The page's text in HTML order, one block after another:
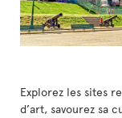
Explorez les sites
d’art, savourez sa